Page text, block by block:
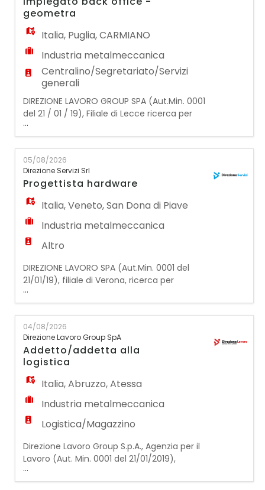
Controllo qualità visivo e dimensionale dei
pezzi
geometra
Italia, Puglia,CARMIANO
Industria metalmeccanica
Centralino/Segretariato/Servizi
generali
DIREZIONE LAVORO GROUP SPA (Aut.Min. 0001
del 21 / 01 / 19), Filiale di Lecce ricerca per
importante azienda nel settore industriale
della refrigerazione Horeca : IMPIEGATO
BACK OFFICE La figura ricercata dovrà: -
Gestire portafoglio Clienti attivi e relativo
disbrigo pratiche amministrative; -
Combinare competenze amministrative
con abili
...
05/08/2026
Direzione Servizi Srl
Progettista hardware
Italia,Veneto,San Dona di Piave
Industria metalmeccanica
Altro
DIREZIONE LAVORO SPA (Aut.Min. 0001 del
21/01/19), filiale di Verona, ricerca per
azienda cliente una/un: Progettista
Hardware Mansioni: Il candidato si
occuperà, dopo adeguato affiancamento,
di progettazione hardware, con le seguenti
mansioni principali: · Progettazione di
schede per apparecchiature e sistemi
elettronici per l'au
...
04/08/2026
Direzione Lavoro Group SpA
Addetto/addetta alla
logistica
Italia,Abruzzo,Atessa
Industria metalmeccanica
Logistica/Magazzino
Direzione Lavoro Group S.p.A., Agenzia per il
Lavoro (Aut. Min. 0001 del 21/01/2019),
ricerca per importante azienda cliente
operante nel settore metalmeccanico
...